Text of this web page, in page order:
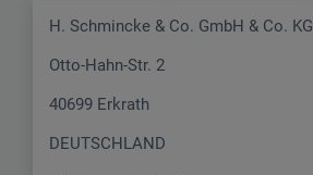
H. Schmincke & Co. GmbH & Co. KG
Otto-Hahn-Str. 2
40699 Erkrath
DEUTSCHLAND